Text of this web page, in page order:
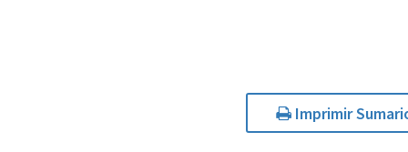
Imprimir